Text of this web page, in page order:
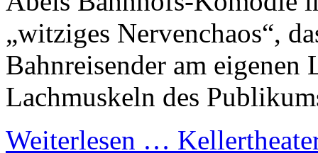
„witziges Nervenchaos“,
Bahnreisender am
Lachmuskeln des
Weiterlesen …